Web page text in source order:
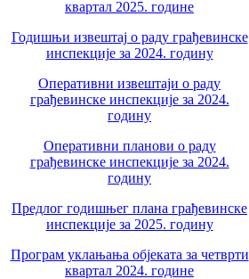
квартал 2025. године
Годишњи извештај о раду грађевинске
инспекције за 2024. годину
Оперативни извештаји о раду
грађевинске инспекције за 2024.
годину
Оперативни планови о раду
грађевинске инспекције за 2024.
годину
Предлог годишњег плана грађевинске
инспекције за 2025. годину
Програм уклањања објеката за четврти
квартал 2024. године